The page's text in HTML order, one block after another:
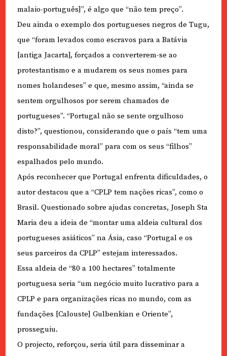
malaio-português]”, é algo que “não tem preço”.
Deu ainda o exemplo dos portugueses negros de Tugu,
que “foram levados como escravos para a Batávia
[antiga Jacarta], forçados a converterem-se ao
protestantismo e a mudarem os seus nomes para
nomes holandeses” e que, mesmo assim, “ainda se
sentem orgulhosos por serem chamados de
portugueses”. “Portugal não se sente orgulhoso
disto?”, questionou, considerando que o país “tem uma
responsabilidade moral” para com os seus “filhos”
espalhados pelo mundo.
Após reconhecer que Portugal enfrenta dificuldades, o
autor destacou que a “CPLP tem nações ricas”, como o
Brasil. Questionado sobre ajudas concretas, Joseph Sta
Maria deu a ideia de “montar uma aldeia cultural dos
portugueses asiáticos” na Ásia, caso “Portugal e os
seus parceiros da CPLP” estejam interessados.
Essa aldeia de “80 a 100 hectares” totalmente
portuguesa seria “um negócio muito lucrativo para a
CPLP e para organizações ricas no mundo, com as
fundações [Calouste] Gulbenkian e Oriente”,
prosseguiu.
O projecto, reforçou, seria útil para disseminar a